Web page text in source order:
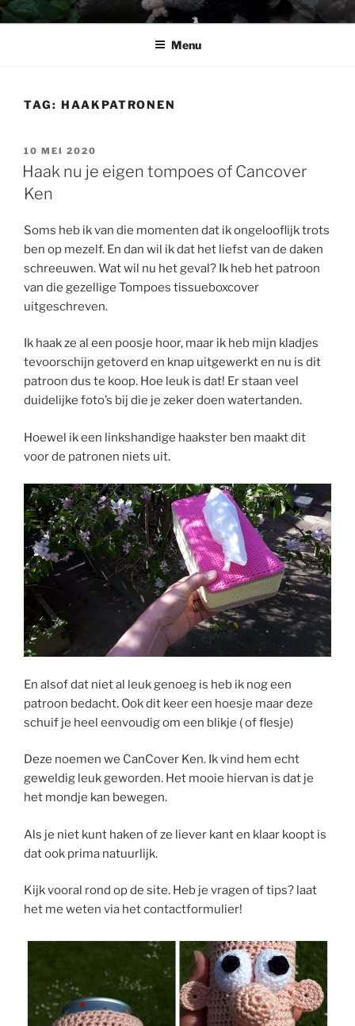
Ga
naarBABSHOP
Barbara's haak en cadeau winkeltje
Menu
TAG: HAAKPATRONEN
GEPLAATST
OP
10 MEI 2020
Haak nu je eigen tompoes of Cancover
Ken
Soms heb ik van die momenten dat ik ongelooflijk trots
ben op mezelf. En dan wil ik dat het liefst van de daken
schreeuwen. Wat wil nu het geval? Ik heb het patroon
van die gezellige Tompoes tissueboxcover
uitgeschreven.
Ik haak ze al een poosje hoor, maar ik heb mijn kladjes
tevoorschijn getoverd en knap uitgewerkt en nu is dit
patroon dus te koop. Hoe leuk is dat! Er staan veel
duidelijke foto’s bij die je zeker doen watertanden.
Hoewel ik een linkshandige haakster ben maakt dit
voor de patronen niets uit.
En alsof dat niet al leuk genoeg is heb ik nog een
patroon bedacht. Ook dit keer een hoesje maar deze
schuif je heel eenvoudig om een blikje ( of flesje)
Deze noemen we CanCover Ken. Ik vind hem echt
geweldig leuk geworden. Het mooie hiervan is dat je
het mondje kan bewegen.
Als je niet kunt haken of ze liever kant en klaar koopt is
dat ook prima natuurlijk.
Kijk vooral rond op de site. Heb je vragen of tips? laat
het me weten via het contactformulier!